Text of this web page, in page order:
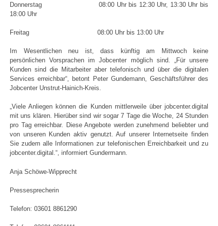
Donnerstag 08:00 Uhr bis 12:30 Uhr, 13:30 Uhr bis
18:00 Uhr
Freitag 08:00 Uhr bis 13:00 Uhr
Im Wesentlichen neu ist, dass künftig am Mittwoch keine
persönlichen Vorsprachen im Jobcenter möglich sind. „Für unsere
Kunden sind die Mitarbeiter aber telefonisch und über die digitalen
Services erreichbar“, betont Peter Gundemann, Geschäftsführer des
Jobcenter Unstrut-Hainich-Kreis.
„Viele Anliegen können die Kunden mittlerweile über jobcenter.digital
mit uns klären. Hierüber sind wir sogar 7 Tage die Woche, 24 Stunden
pro Tag erreichbar. Diese Angebote werden zunehmend beliebter und
von unseren Kunden aktiv genutzt. Auf unserer Internetseite finden
Sie zudem alle Informationen zur telefonischen Erreichbarkeit und zu
jobcenter.digital.“, informiert Gundermann.
Anja Schöwe-Wipprecht
Pressesprecherin
Telefon: 03601 8861290